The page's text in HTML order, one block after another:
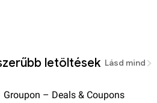
letöltések Lásd mind
Groupon – Deals & Coupons